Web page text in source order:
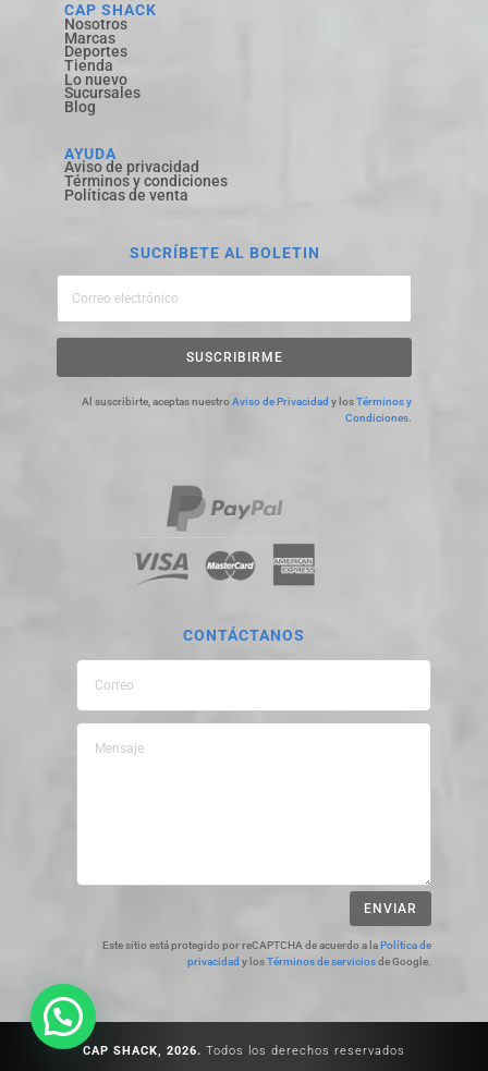
CAP SHACK
Nosotros
Marcas
Deportes
Tienda
Lo nuevo
Sucursales
Blog
AYUDA
Aviso de privacidad
Términos y condiciones
Políticas de venta
SUCRÍBETE AL BOLETIN
SUSCRIBIRME
Al suscribirte, aceptas nuestroAviso de Privacidad y losTérminos y
Condiciones
CONTÁCTANOS
ENVIAR
Este sitio está protegido por reCAPTCHA de acuerdo a la Política de
privacidad y losTérminos de serviciosde Google.
CAP SHACK, 2026. Todos los derechos reservados